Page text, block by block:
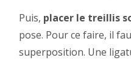
Puis, placer le treillis
pose. Pour ce faire, il
superposition. Une